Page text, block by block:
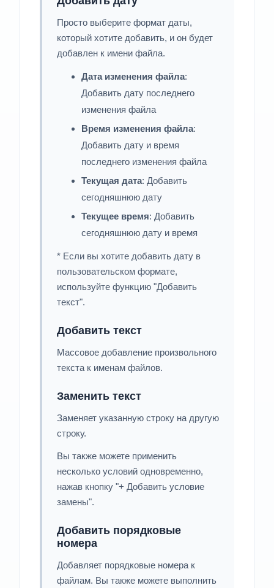
Просто выберите формат даты,
который хотите добавить, и он будет
добавлен к имени файла.
Дата изменения файла:
Добавить дату последнего
изменения файла
Время изменения файла:
Добавить дату и время
последнего изменения файла
Текущая дата: Добавить
сегодняшнюю дату
Текущее время: Добавить
сегодняшнюю дату и время
* Если вы хотите добавить дату в
пользовательском формате,
используйте функцию "Добавить
текст".
Добавить текст
Массовое добавление произвольного
текста к именам файлов.
Заменить текст
Заменяет указанную строку на другую
строку.
Вы также можете применить
несколько условий одновременно,
нажав кнопку "+ Добавить условие
замены".
Добавить порядковые
номера
Добавляет порядковые номера к
файлам. Вы также можете выполнить